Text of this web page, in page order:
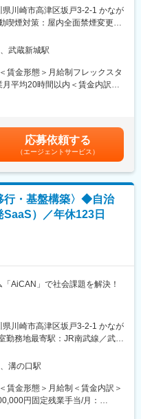
ビス「AiCAN」を開発してい
会をつくる」という想いを軸
題に向き合う企業です。課題
なく、未然に防ぐ仕組みづくり
会の実現を目指しています。
戦を続けています。
せします。
テクチャの設計・新規開発
ーキテクチャへの移行基盤構
仕様把握、およびモダン化に
ダン化開発 7～8割 ／ 既存保
、意見・提案がダイレクトに
のコアメンバーとして主体的
川崎市高津区坂戸3-2-1 かなが
喫煙対策：屋内全面禁煙変更の
武蔵新城駅
賃金形態＞月給制フレックスタ
平均20時間以内＜賃金内訳＞
＜残業手当＞有賃金はあくま
て上下する可能性がありま
表記です。
応募依頼する
（エージェントサービス）
行・基盤構築〉◆自治
）／年休123日
AiCAN」で社会課題を解決！
に蓄積されるデータを活用し、
客への価値提供へつなげるた
データマート）の設計・構
整備し組織全体のデータ活用
いただきます。
川崎市高津区坂戸3-2-1 かなが
勤務地最寄駅：JR南武線／武蔵
煙変更の範囲：会社の定める
溝の口駅
賃金形態＞月給制＜賃金内訳＞
円固定残業手当/月：